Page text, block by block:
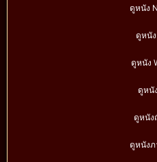
ดูหนัง
ดูหนัง
ดูหนัง
ดูหนั
ดูหนั
ดูหนัง